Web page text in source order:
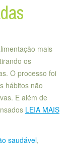
mais
os
O processo foi
hábitos não
E além de
LEIA MAIS
saudável,